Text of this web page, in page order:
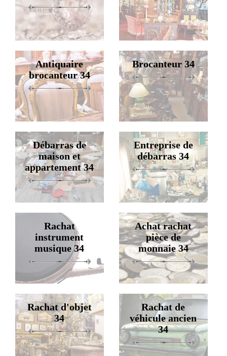
Antiquaire
brocanteur 34
Brocanteur 34
Débarras de
maison et
appartement 34
Entreprise de
débarras 34
Rachat
instrument
musique 34
Achat rachat
pièce de
monnaie 34
Rachat d'objet
34
Rachat de
véhicule ancien
34